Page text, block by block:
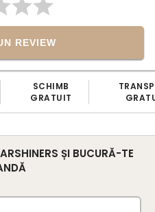
REVIEW
SCHIMB
GRATUIT
ȘI BUCURĂ-TE